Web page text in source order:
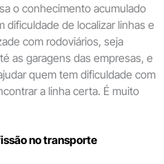
o conhecimento acumulado
dificuldade de localizar linhas e
com rodoviários, seja
as garagens das empresas, e
quem tem dificuldade com
a linha certa. É muito
no transporte